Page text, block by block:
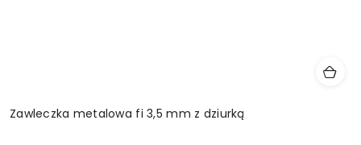
Zawleczka metalowa fi 3,5 mm z dziurką